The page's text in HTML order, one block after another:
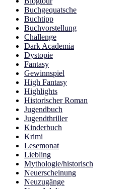
Buchgequatsche
Buchtipp
Buchvorstellung
Challenge
Dark Academia
Dystopie
Fantasy
Gewinnspiel
High Fantasy
Highlights
Historischer Roman
Jugendbuch
Jugendthriller
Kinderbuch
Krimi
Lesemonat
Liebling
Mythologie/historisch
Neuerscheinung
Neuzugänge